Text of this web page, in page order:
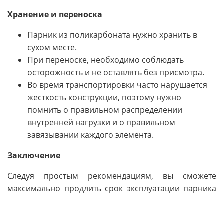
Хранение и переноска
Парник из поликарбоната нужно хранить в
сухом месте.
При переноске, необходимо соблюдать
осторожность и не оставлять без присмотра.
Во время транспортировки часто нарушается
жесткость конструкции, поэтому нужно
помнить о правильном распределении
внутренней нагрузки и о правильном
завязывании каждого элемента.
Заключение
Следуя простым рекомендациям, вы сможете
максимально продлить срок эксплуатации парника